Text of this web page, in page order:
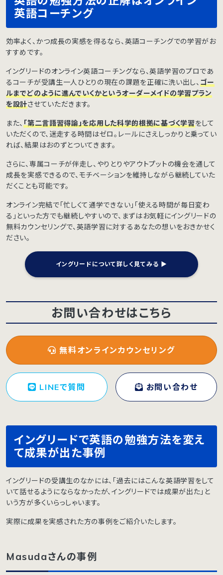
英語コーチング
効率よく、かつ成長の実感を得るなら、英語コーチングでの学習がお
すすめです。
イングリードのオンライン英語コーチングなら、英語学習のプロであ
るコーチが受講生一人ひとりの現在の課題を正確に洗い出し、ゴー
ルまでどのように進んでいくかというオーダーメイドの学習プラン
を設計させていただきます。
また、「第二言語習得論」を応用した科学的根拠に基づく学習をして
いただくので、迷走する時間はゼロ。レールにさえしっかりと乗ってい
れば、結果はおのずとついてきます。
さらに、専属コーチが伴走し、やりとりやアウトプットの機会を通して
成長を実感できるので、モチベーションを維持しながら継続していた
だくことも可能です。
オンライン完結で「忙しくて通学できない」「使える時間が毎日変わ
る」といった方でも継続しやすいので、まずはお気軽にイングリードの
無料カウンセリングで、英語学習に対するあなたの想いをおきかせく
ださい。
イングリードについて詳しく見てみる ▶︎
お問い合わせはこちら
無料オンラインカウンセリング
LINEで質問 お問い合わせ
イングリードで英語の勉強方法を変え
て成果が出た事例
イングリードの受講生のなかには、「過去にはこんな英語学習をして
いて話せるようにならなかったが、イングリードでは成果が出た」と
いう方が多くいらっしゃいます。
実際に成果を実感された方の事例をご紹介いたします。
Masudaさんの事例